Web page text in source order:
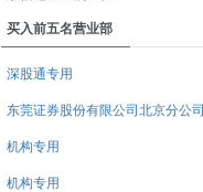
买入前五名营业部
深股通专用
东莞证券股份有限公司北京分公司
机构专用
机构专用